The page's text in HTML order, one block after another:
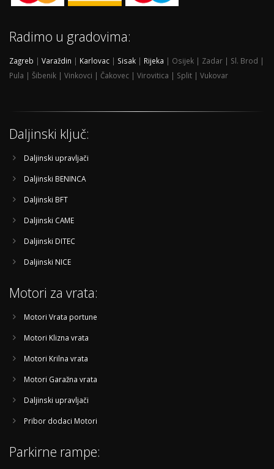
Radimo u gradovima:
Zagreb | Varaždin | Karlovac | Sisak | Rijeka | Osijek | Zadar | Sl. Brod |
Pula | Šibenik | Vinkovci | Čakovec | Virovitica | Split | Vukovar
Daljinski ključ:
Daljinski upravljači
Daljinski BENINCA
Daljinski BFT
Daljinski CAME
Daljinski DITEC
Daljinski NICE
Motori za vrata:
Motori Vrata portune
Motori Klizna vrata
Motori Krilna vrata
Motori Garažna vrata
Daljinski upravljači
Pribor dodaci Motori
Parkirne rampe: